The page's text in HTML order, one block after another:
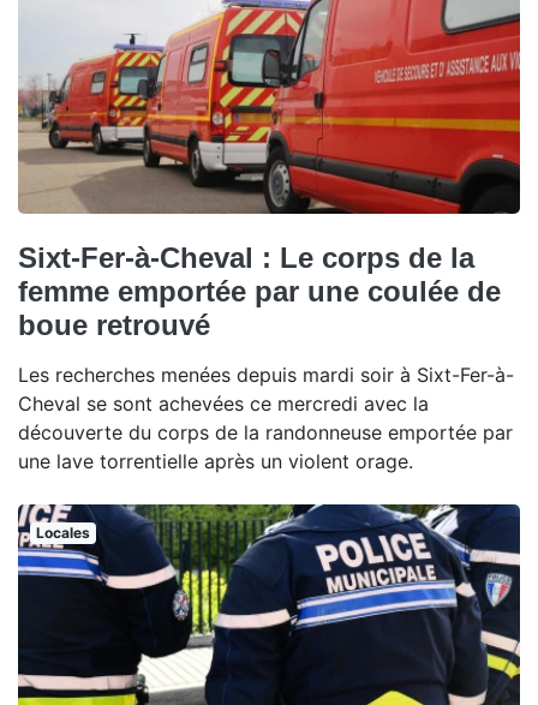
Sixt-Fer-à-Cheval : Le corps de la
femme emportée par une coulée de
boue retrouvé
Les recherches menées depuis mardi soir à Sixt-Fer-à-
Cheval se sont achevées ce mercredi avec la
découverte du corps de la randonneuse emportée par
une lave torrentielle après un violent orage.
Locales